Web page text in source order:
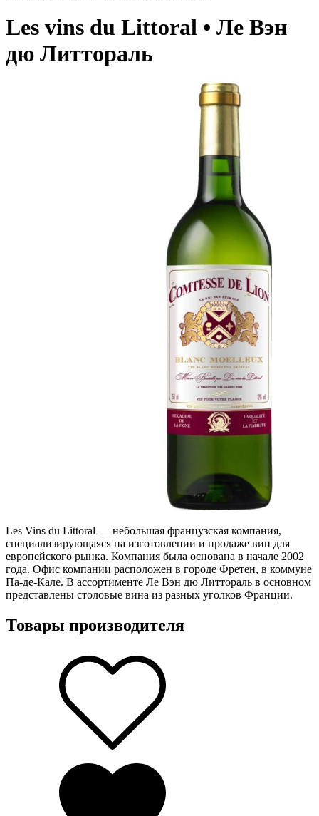
Les vins du Littoral • Ле Вэн
дю Литтораль
Les Vins du Littoral — небольшая французская компания,
специализирующаяся на изготовлении и продаже вин для
европейского рынка. Компания была основана в начале 2002
года. Офис компании расположен в городе Фретен, в коммуне
Па-де-Кале. В ассортименте Ле Вэн дю Литтораль в основном
представлены столовые вина из разных уголков Франции.
Товары производителя